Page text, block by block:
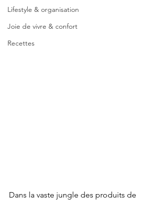
Lifestyle & organisation
Joie de vivre & confort
Recettes
Dans la vaste jungle des produits de